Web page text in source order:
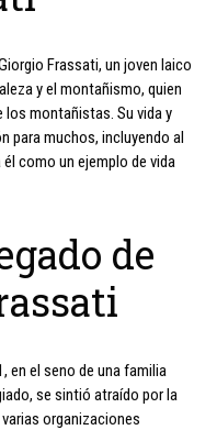
Frassati, un joven laico
y el montañismo, quien
montañistas. Su vida y
para muchos, incluyendo al
como un ejemplo de vida
de
en el seno de una familia
se sintió atraído por la
organizaciones